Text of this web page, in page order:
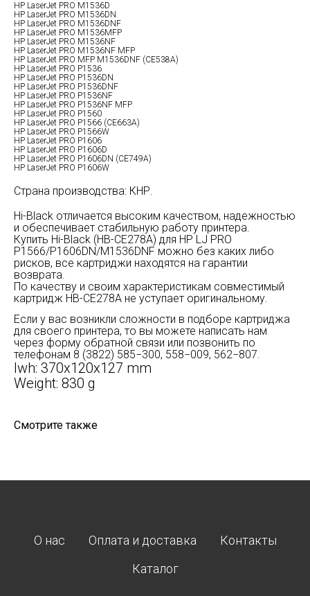
HP LaserJet PRO M1536D
HP LaserJet PRO M1536DN
HP LaserJet PRO M1536DNF
HP LaserJet PRO M1536MFP
HP LaserJet PRO M1536NF
HP LaserJet PRO M1536NF MFP
HP LaserJet PRO MFP M1536DNF (CE538A)
HP LaserJet PRO P1536
HP LaserJet PRO P1536DN
HP LaserJet PRO P1536DNF
HP LaserJet PRO P1536NF
HP LaserJet PRO P1536NF MFP
HP LaserJet PRO P1560
HP LaserJet PRO P1566 (CE663A)
HP LaserJet PRO P1566W
HP LaserJet PRO P1606
HP LaserJet PRO P1606D
HP LaserJet PRO P1606DN (CE749A)
HP LaserJet PRO P1606W
Страна производства: КНР.
Hi-Black отличается высоким качеством, надежностью
и обеспечивает стабильную работу принтера.
Купить Hi-Black (HB-CE278A) для HP LJ PRO
P1566/P1606DN/M1536DNF можно без каких либо
рисков, все картриджи находятся на гарантии
возврата.
По качеству и своим характеристикам совместимый
картридж HB-CE278A не уступает оригинальному.
Если у вас возникли сложности в подборе картриджа
для своего принтера, то вы можете написать нам
через форму обратной связи или позвонить по
телефонам 8 (3822) 585−300, 558−009, 562−807.
lwh: 370x120x127 mm
Weight: 830 g
Смотрите также
О нас Оплата и доставка
Контакты
Каталог